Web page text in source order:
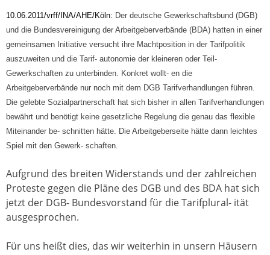
10.06.2011/vrff/INA/AHE/Köln: Der deutsche Gewerkschaftsbund (DGB)
und die Bundesvereinigung der Arbeitgeberverbände (BDA) hatten in einer
gemeinsamen Initiative versucht ihre Machtposition in der Tarifpolitik
auszuweiten und die Tarif- autonomie der kleineren oder Teil-
Gewerkschaften zu unterbinden. Konkret wollt- en die
Arbeitgeberverbände nur noch mit dem DGB Tarifverhandlungen führen.
Die gelebte Sozialpartnerschaft hat sich bisher in allen Tarifverhandlungen
bewährt und benötigt keine gesetzliche Regelung die genau das flexible
Miteinander be- schnitten hätte. Die Arbeitgeberseite hätte dann leichtes
Spiel mit den Gewerk- schaften.
Aufgrund des breiten Widerstands und der zahlreichen
Proteste gegen die Pläne des DGB und des BDA hat sich
jetzt der DGB- Bundesvorstand für die Tarifplural- ität
ausgesprochen.
Für uns heißt dies, das wir weiterhin in unsern Häusern